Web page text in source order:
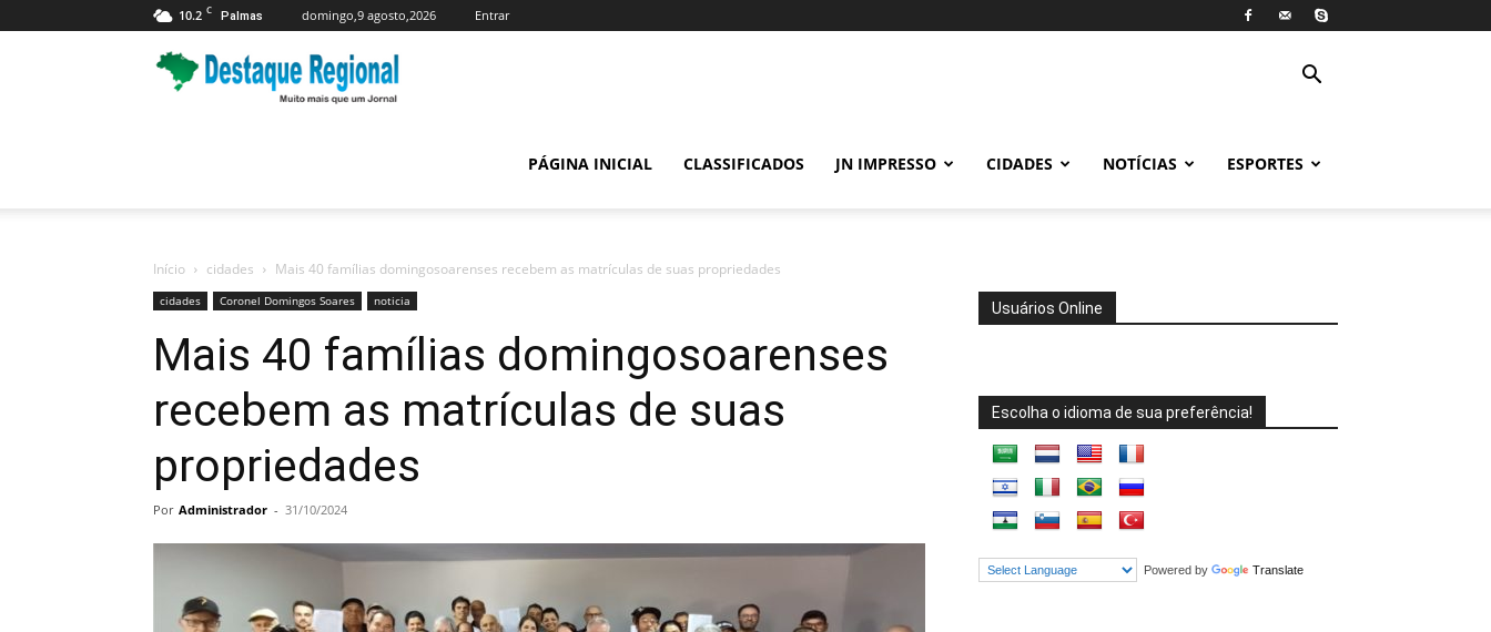
10.2 C Palmas domingo,9 agosto,2026 Entrar
PÁGINA INICIAL CLASSIFICADOS JN IMPRESSO CIDADES NOTÍCIAS ESPORTES
Início cidades Mais 40 famílias domingosoarenses recebem as matrículas de suas propriedades
cidades Coronel Domingos Soares noticia
Mais 40 famílias domingosoarenses
recebem as matrículas de suas
propriedades
Por Administrador - 31/10/2024
Usuários Online
Escolha o idioma de sua preferência!
Powered by Translate